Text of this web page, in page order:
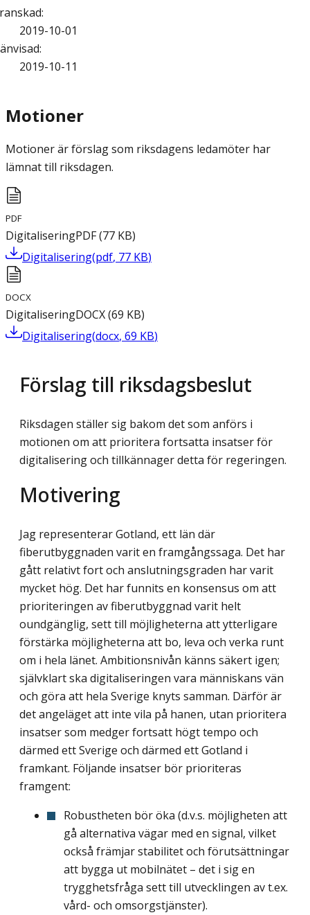
:
2019-10-01
:
2019-10-11
Motioner
Motioner är förslag som riksdagens ledamöter har
lämnat till riksdagen.
PDF
DigitaliseringPDF(77 KB)
Digitalisering(pdf, 77 KB)
DOCX
DigitaliseringDOCX(69 KB)
Digitalisering(docx, 69 KB)
Förslag till riksdagsbeslut
Riksdagen ställer sig bakom det som anförs i
motionen om att prioritera fortsatta insatser för
digitalisering och tillkännager detta för regeringen.
Motivering
Jag representerar Gotland, ett län där
fiberutbyggnaden varit en framgångssaga. Det har
gått relativt fort och anslutningsgraden har varit
mycket hög. Det har funnits en konsensus om att
prioriteringen av fiberutbyggnad varit helt
oundgänglig, sett till möjligheterna att ytterligare
förstärka möjligheterna att bo, leva och verka runt
om i hela länet. Ambitionsnivån känns säkert igen;
självklart ska digitaliseringen vara människans vän
och göra att hela Sverige knyts samman. Därför är
det angeläget att inte vila på hanen, utan prioritera
insatser som medger fortsatt högt tempo och
därmed ett Sverige och därmed ett Gotland i
framkant. Följande insatser bör prioriteras
framgent:
Robustheten bör öka (d.v.s. möjligheten att
gå alternativa vägar med en signal, vilket
också främjar stabilitet och förutsättningar
att bygga ut mobilnätet – det i sig en
trygghetsfråga sett till utvecklingen av t.ex.
vård- och omsorgstjänster).